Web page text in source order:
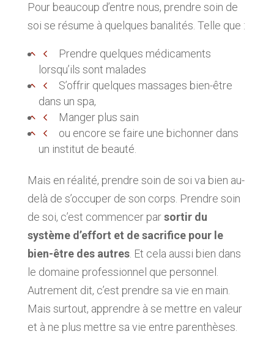
Pour beaucoup d’entre nous, prendre soin de
soi se résume à quelques banalités. Telle que :
Prendre quelques médicaments
lorsqu’ils sont malades
S’offrir quelques massages bien-être
dans un spa,
Manger plus sain
ou encore se faire une bichonner dans
un institut de beauté.
Mais en réalité, prendre soin de soi va bien au-
delà de s’occuper de son corps. Prendre soin
de soi, c’est commencer parsortir du
système d’effort et de sacrifice pour le
bien-être des autres. Et cela aussi bien dans
le domaine professionnel que personnel.
Autrement dit, c’est prendre sa vie en main.
Mais surtout, apprendre à se mettre en valeur
et à ne plus mettre sa vie entre parenthèses.